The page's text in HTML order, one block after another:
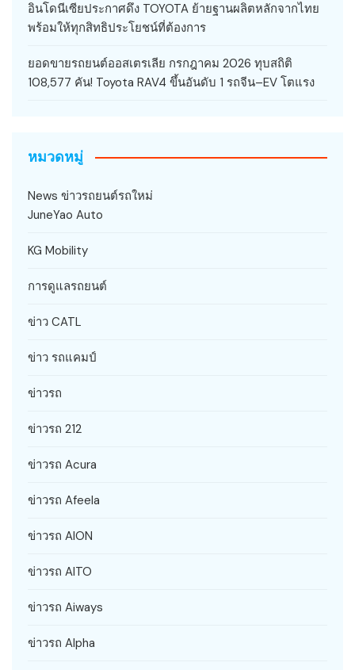
อินโดนีเซียประกาศดึง TOYOTA ย้ายฐานผลิตหลักจากไทย
พร้อมให้ทุกสิทธิประโยชน์ที่ต้องการ
ยอดขายรถยนต์ออสเตรเลีย กรกฎาคม 2026 ทุบสถิติ
108,577 คัน! Toyota RAV4 ขึ้นอันดับ 1 รถจีน–EV โตแรง
หมวดหมู่
News ข่าวรถยนต์รถใหม่
JuneYao Auto
KG Mobility
การดูแลรถยนต์
ข่าว CATL
ข่าว รถแคมป์
ข่าวรถ
ข่าวรถ 212
ข่าวรถ Acura
ข่าวรถ Afeela
ข่าวรถ AION
ข่าวรถ AITO
ข่าวรถ Aiways
ข่าวรถ Alpha